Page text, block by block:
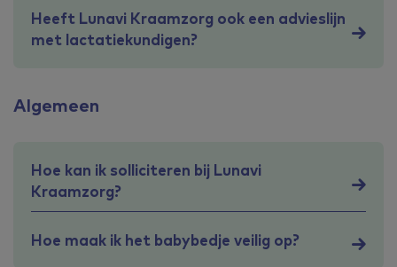
Heeft Lunavi Kraamzorg ook een advieslijn
met lactatiekundigen?
Algemeen
Hoe kan ik solliciteren bij Lunavi
Kraamzorg?
Hoe maak ik het babybedje veilig op?